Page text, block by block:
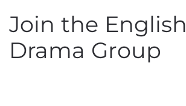
Join the English
Drama Group